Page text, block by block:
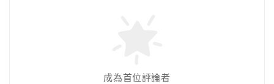
成為首位評論者